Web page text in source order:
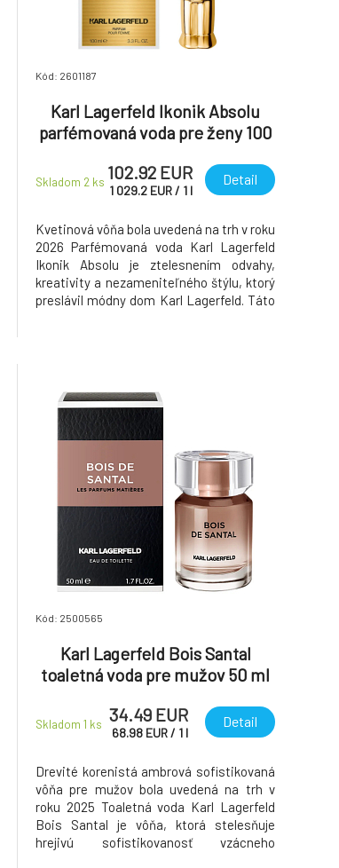
Kód: 2601187
Karl Lagerfeld Ikonik Absolu
parfémovaná voda pre ženy 100
Skladom 2 ks 102.92 EUR
1 029.2 EUR / 1 l
Detail
Kvetinová vôňa bola uvedená na trh v roku
2026 Parfémovaná voda Karl Lagerfeld
Ikonik Absolu je ztelesnením odvahy,
kreativity a nezameniteľného štýlu, ktorý
preslávil módny dom Karl Lagerfeld. Táto
Kód: 2500565
Karl Lagerfeld Bois Santal
toaletná voda pre mužov 50 ml
Skladom 1 ks 34.49 EUR
68.98 EUR / 1 l
Detail
Drevité korenistá ambrová sofistikovaná
vôňa pre mužov bola uvedená na trh v
roku 2025 Toaletná voda Karl Lagerfeld
Bois Santal je vôňa, ktorá stelesňuje
hrejivú sofistikovanosť vzácneho